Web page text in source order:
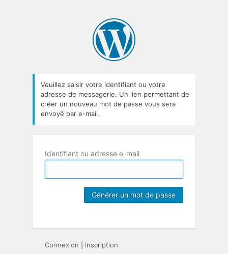
Veuillez saisir votre identifiant ou votre
adresse de messagerie. Un lien permettant de
créer un nouveau mot de passe vous sera
envoyé par e-mail.
Identifiant ou adresse e-mail
Connexion Inscription